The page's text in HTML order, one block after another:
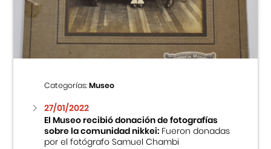
Centro Cultural Peruano Japonés
Museo de la Inmigración Japonesa
Fondo Editorial
Teatro Peruano Japonés
Categorías:Museo
27/01/2022
El Museo recibió donación de fotografías
sobre la comunidad nikkei:Fueron donadas
por el fotógrafo Samuel Chambi